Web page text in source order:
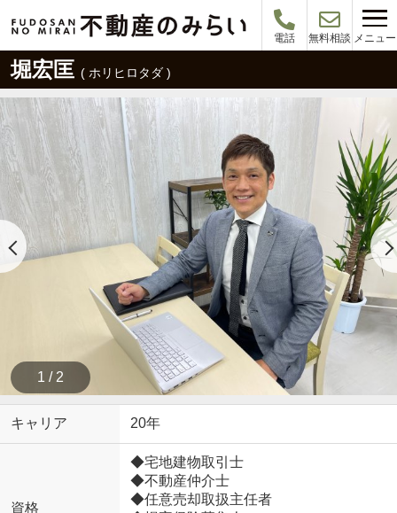
電話 無料相談 メニュー
堀宏匡 ( ホリヒロタダ )
1 / 2
キャリア 20年
資格
◆宅地建物取引士
◆不動産仲介士
◆任意売却取扱主任者